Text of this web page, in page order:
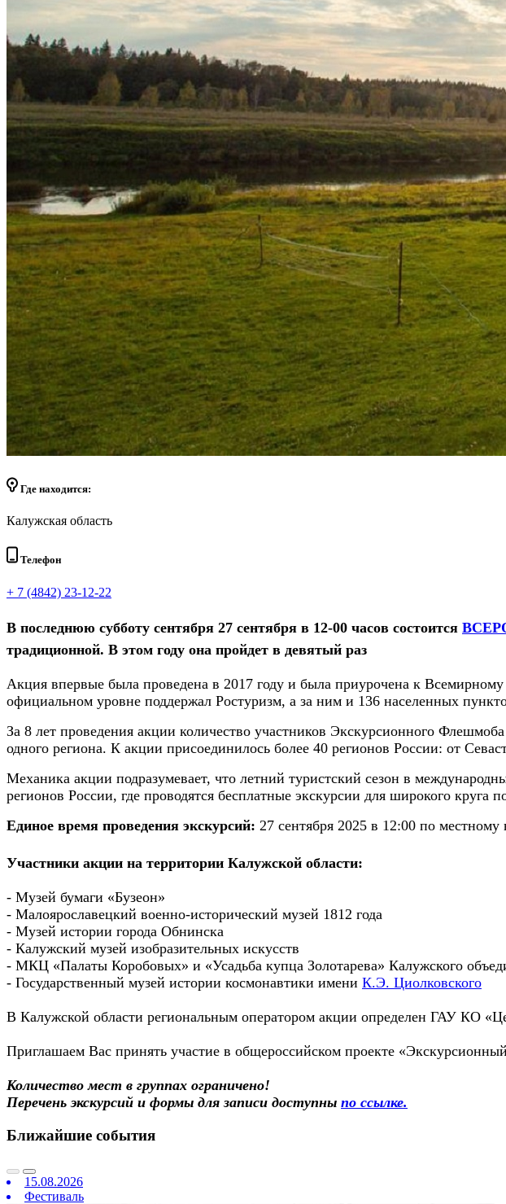
Где находится:
Калужская область
Телефон
+ 7 (4842) 23-12-22
В последнюю субботу сентября 27 сентября в 12-00 часов состоится
традиционной. В этом году она пройдет в девятый раз
Акция впервые была проведена в 2017 году и была приурочена к
официальном уровне поддержал Ростуризм, а за ним и 136 населенных
За 8 лет проведения акции количество участников Экскурсионного
одного региона. К акции присоединилось более 40 регионов России: от
Механика акции подразумевает, что летний туристский сезон в
регионов России, где проводятся бесплатные экскурсии для широкого круга
Единое время проведения экскурсий: 27 сентября 2025 в 12:00 по
Участники акции на территории Калужской области:
- Музей бумаги «Бузеон»
- Малоярославецкий военно-исторический музей 1812 года
- Музей истории города Обнинска
- Калужский музей изобразительных искусств
- МКЦ «Палаты Коробовых» и «Усадьба купца Золотарева» Калужского
- Государственный музей истории космонавтики имени К.Э. Циолковского
В Калужской области региональным оператором акции определен ГАУ КО
Приглашаем Вас принять участие в общероссийском проекте
Количество мест в группах ограничено!
Перечень экскурсий и формы для записи доступны по ссылке.
Ближайшие события
15.08.2026
Фестиваль